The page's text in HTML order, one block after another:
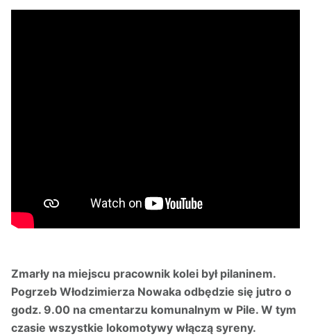
Zmarły na miejscu pracownik kolei był pilaninem.
Pogrzeb Włodzimierza Nowaka odbędzie się jutro o
godz. 9.00 na cmentarzu komunalnym w Pile. W tym
czasie wszystkie lokomotywy włączą syreny.